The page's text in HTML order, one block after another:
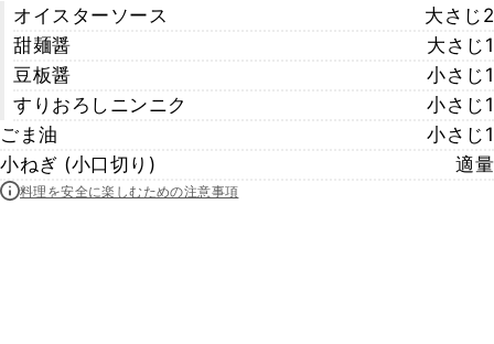
オイスターソース
大さじ2
甜麺醤
大さじ1
豆板醤
小さじ1
すりおろしニンニク
小さじ1
ごま油
小さじ1
小ねぎ (小口切り)
適量
料理を安全に楽しむための注意事項